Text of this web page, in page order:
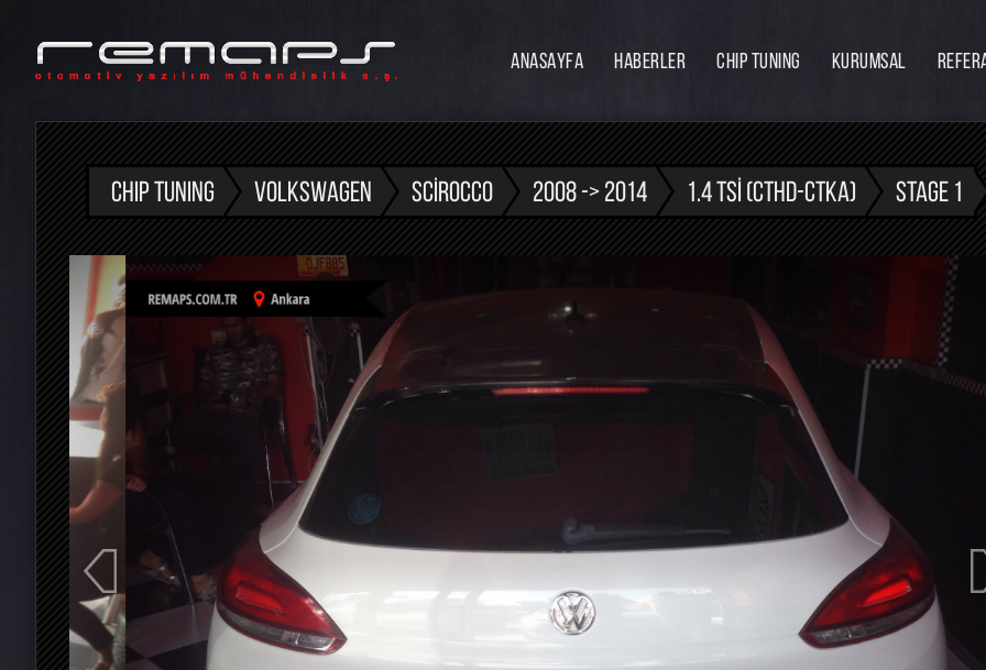
ANASAYFA HABERLER CHIP TUNING KURUMSAL
Ekibimiz
Eğitim
CHIP TUNING VOLKSWAGEN SCIROCCO 2008 -> 2014 1.4 TSI (CTHD-CTKA) STAGE 1